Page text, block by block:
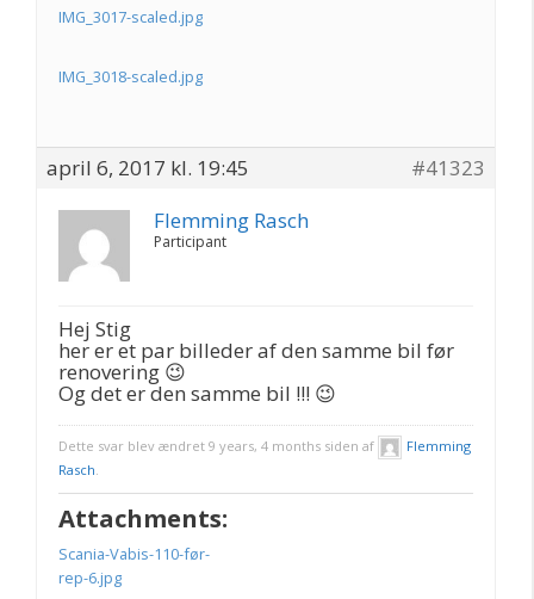
IMG_3017-scaled.jpg
IMG_3018-scaled.jpg
april 6, 2017 kl. 19:45
#41323
Flemming Rasch
Participant
Hej Stig
her er et par billeder af den samme bil før
renovering 😉
Og det er den samme bil !!! 😉
Dette svar blev ændret 9 years, 4 months siden af
Flemming
Rasch
Attachments:
Scania-Vabis-110-før-
rep-6.jpg